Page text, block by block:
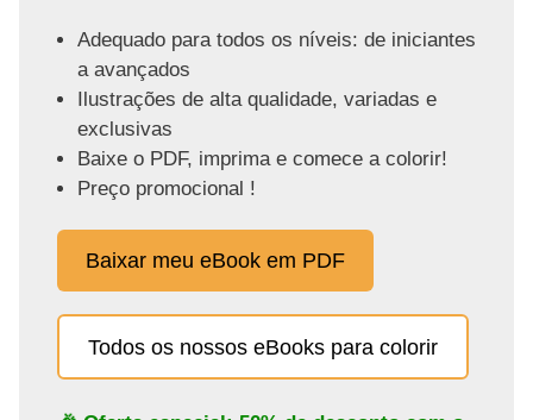
Adequado para todos os níveis: de iniciantes
a avançados
Ilustrações de alta qualidade, variadas e
exclusivas
Baixe o PDF, imprima e comece a colorir!
Preço promocional !
Baixar meu eBook em PDF
Todos os nossos eBooks para colorir